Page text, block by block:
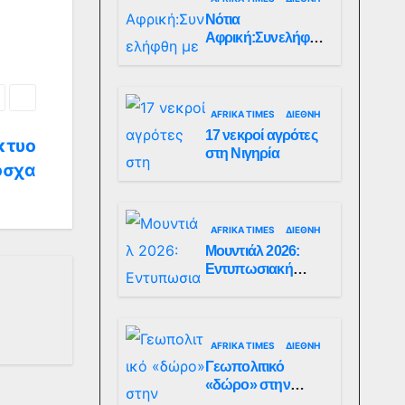
Σουδάν
Νότια
Αφρική:Συνελήφθη
AFRIKA TIMES ΔΙΕΘΝΉ
17 νεκροί αγρότες
στη Νιγηρία
AFRIKA TIMES ΔΙΕΘΝΉ
Μουντιάλ 2026:
Εντυπωσιακή
AFRIKA TIMES ΔΙΕΘΝΉ
Γεωπολιτικό
«δώρο» στην